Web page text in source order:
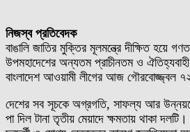
নিজস্ব প্রতিবেদক
বাঙালি জাতির মুক্তির মূলমন্ত্রে দীক্ষিত হয়ে
উপমহাদেশের অন্যতম প্রাচীনতম ও
বাংলাদেশ আওয়ামী লীগের আজ গৌরবোজ্জ্বল
দেশের সব সূচকে অগ্রগতি, সাফল্য আর
পা দিল টানা তৃতীয় মেয়াদে ক্ষমতায় থাকা দলটি।